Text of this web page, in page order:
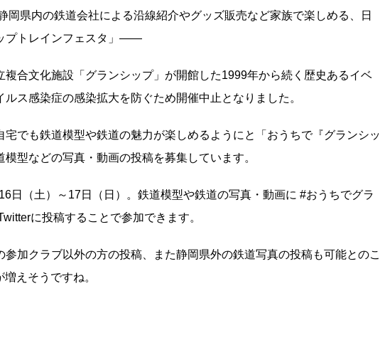
岡県内の鉄道会社による沿線紹介やグッズ販売など家族で楽しめる、日
プトレインフェスタ」――
複合文化施設「グランシップ」が開館した1999年から続く歴史あるイベ
ス感染症の感染拡大を防ぐため開催中止となりました。
でも鉄道模型や鉄道の魅力が楽しめるようにと「おうちで『グランシッ
型などの写真・動画の投稿を募集しています。
日（土）～17日（日）。鉄道模型や鉄道の写真・動画に #おうちでグラ
に投稿することで参加できます。
参加クラブ以外の方の投稿、また静岡県外の鉄道写真の投稿も可能とのこ
えそうですね。